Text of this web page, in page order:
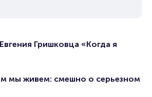
Гришковца «Когда я
мы живем: смешно о серьезном